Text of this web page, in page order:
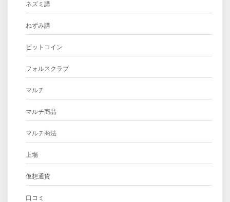
ネズミ講
ねずみ講
ビットコイン
フォルスクラブ
マルチ
マルチ商品
マルチ商法
上場
仮想通貨
口コミ